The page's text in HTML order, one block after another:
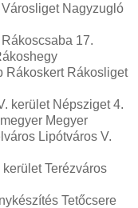
Nagyzugló
17.
Rákoskert Rákosliget
kerület Népsziget 4.
Megyer
Lipótváros V.
Terézváros
Tetőcsere